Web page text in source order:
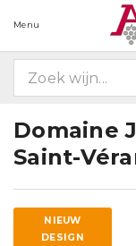
Menu
Domaine
Saint-
NIEUW
DESIGN